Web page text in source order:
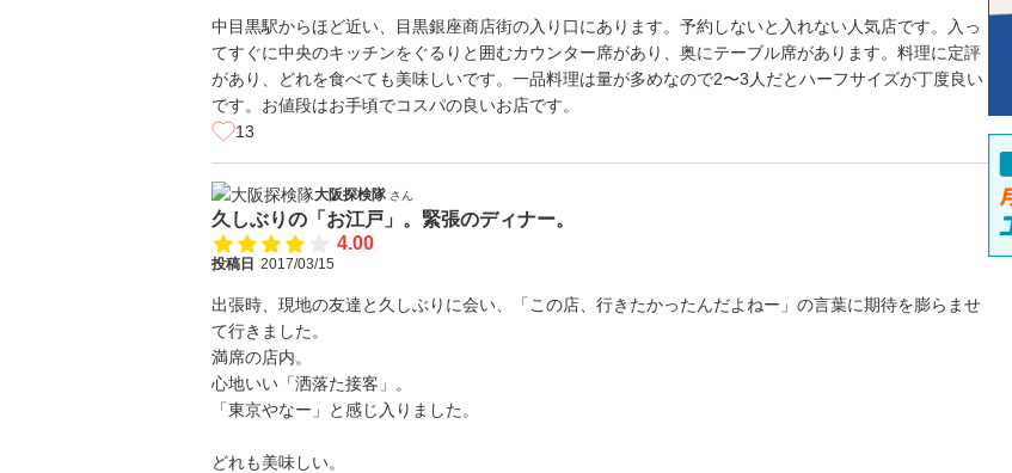
中目黒駅からほど近い、目黒銀座商店街の入り口にあります。予約しないと入れない人気店です。入っ
てすぐに中央のキッチンをぐるりと囲むカウンター席があり、奥にテーブル席があります。料理に定評
があり、どれを食べても美味しいです。一品料理は量が多めなので2〜3人だとハーフサイズが丁度良い
です。お値段はお手頃でコスパの良いお店です。
13
大阪探検隊 さん
久しぶりの「お江戸」。緊張のディナー。
4.00
投稿日 2017/03/15
出張時、現地の友達と久しぶりに会い、「この店、行きたかったんだよねー」の言葉に期待を膨らませ
て行きました。
満席の店内。
心地いい「洒落た接客」。
「東京やなー」と感じ入りました。
どれも美味しい。